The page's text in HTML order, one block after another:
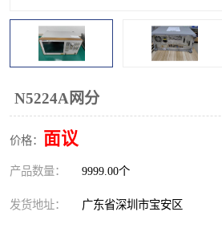
N5224A网分
价格： 面议
产品数量： 9999.00个
发货地址： 广东省深圳市宝安区
示波器 直
频率计 无
静电计